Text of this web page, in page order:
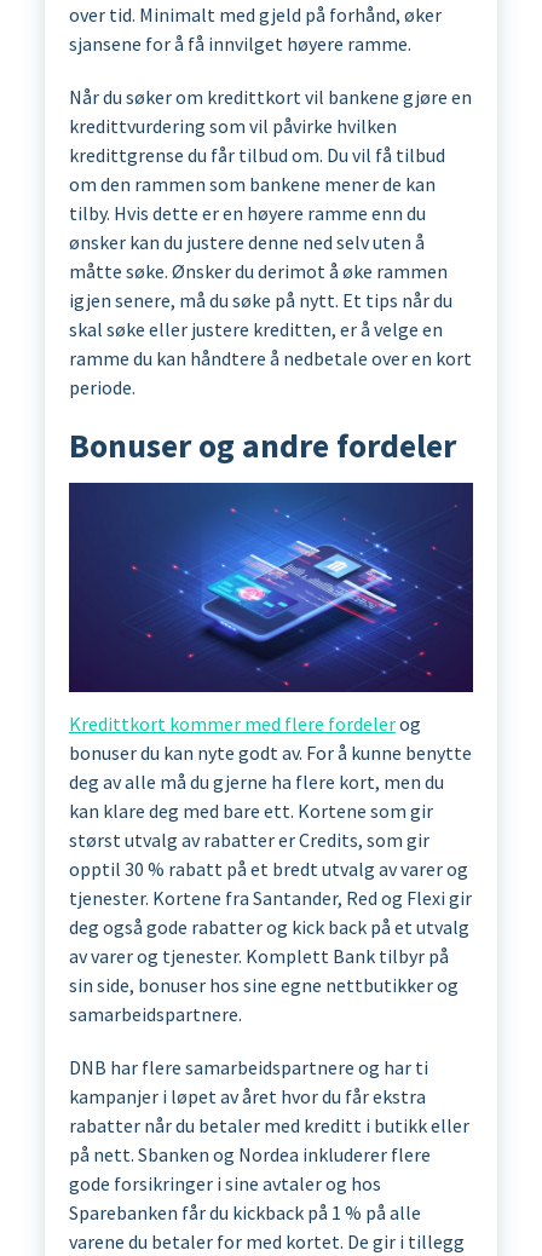
over tid. Minimalt med gjeld på forhånd, øker
sjansene for å få innvilget høyere ramme.
Når du søker om kredittkort vil bankene gjøre en
kredittvurdering som vil påvirke hvilken
kredittgrense du får tilbud om. Du vil få tilbud
om den rammen som bankene mener de kan
tilby. Hvis dette er en høyere ramme enn du
ønsker kan du justere denne ned selv uten å
måtte søke. Ønsker du derimot å øke rammen
igjen senere, må du søke på nytt. Et tips når du
skal søke eller justere kreditten, er å velge en
ramme du kan håndtere å nedbetale over en kort
periode.
Bonuser og andre fordeler
Kredittkort kommer med flere fordelerog
bonuser du kan nyte godt av. For å kunne benytte
deg av alle må du gjerne ha flere kort, men du
kan klare deg med bare ett. Kortene som gir
størst utvalg av rabatter er Credits, som gir
opptil 30 % rabatt på et bredt utvalg av varer og
tjenester. Kortene fra Santander, Red og Flexi gir
deg også gode rabatter og kick back på et utvalg
av varer og tjenester. Komplett Bank tilbyr på
sin side, bonuser hos sine egne nettbutikker og
samarbeidspartnere.
DNB har flere samarbeidspartnere og har ti
kampanjer i løpet av året hvor du får ekstra
rabatter når du betaler med kreditt i butikk eller
på nett. Sbanken og Nordea inkluderer flere
gode forsikringer i sine avtaler og hos
Sparebanken får du kickback på 1 % på alle
varene du betaler for med kortet. De gir i tillegg